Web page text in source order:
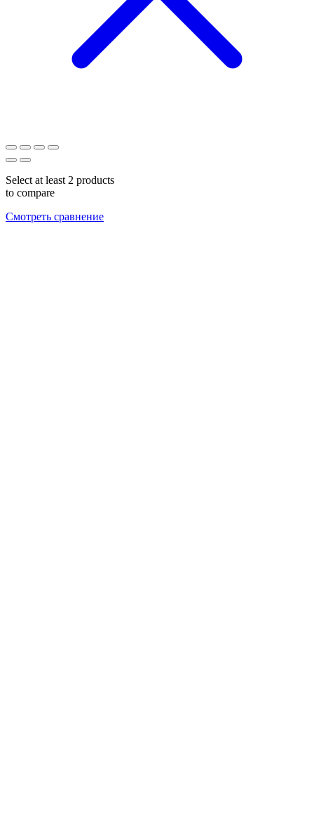
Select at least 2 products
to compare
Смотреть сравнение